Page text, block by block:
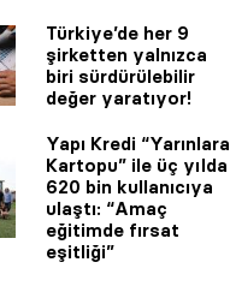
Türkiye’de her 9
şirketten yalnızca
biri sürdürülebilir
değer yaratıyor!
Yapı Kredi “Yarınlara
Kartopu” ile üç yılda
620 bin kullanıcıya
ulaştı: “Amaç
eğitimde fırsat
eşitliği”